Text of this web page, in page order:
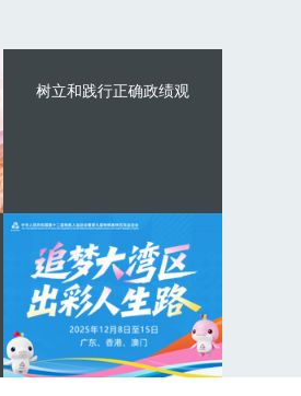
树立和践行正确政绩观